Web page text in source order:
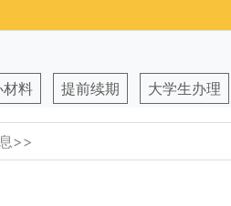
材料 提前续期 大学生办理
>>